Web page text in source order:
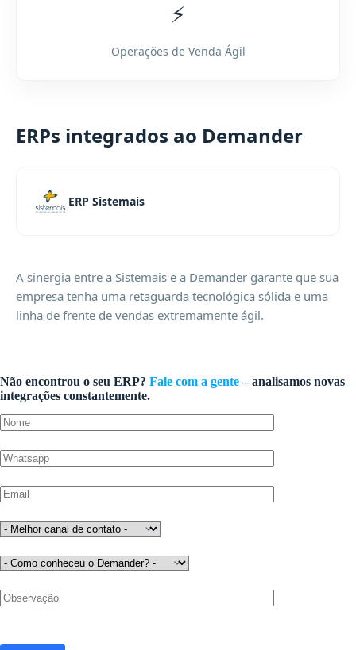
⚡
Operações de Venda Ágil
ERPs integrados ao Demander
ERP Sistemais
A sinergia entre a Sistemais e a Demander garante que sua
empresa tenha uma retaguarda tecnológica sólida e uma
linha de frente de vendas extremamente ágil.
Não encontrou o seu ERP? Fale com a gente– analisamos novas
integrações constantemente.